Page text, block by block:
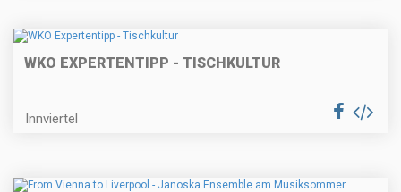
WKO EXPERTENTIPP - TISCHKULTUR
Innviertel